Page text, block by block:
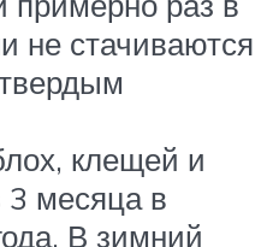
не стачиваются
клещей и
3 месяца в
В зимний